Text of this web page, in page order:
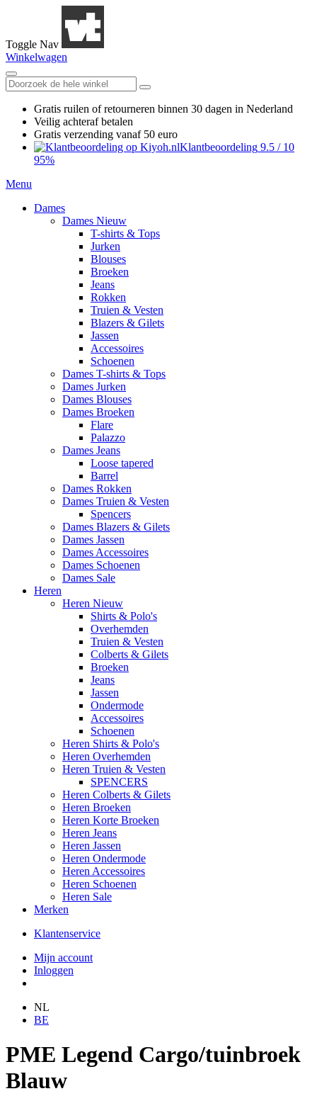
Toggle Nav
Winkelwagen
Gratis ruilen of retourneren binnen 30 dagen in Nederland
Veilig achteraf betalen
Gratis verzending vanaf 50 euro
Klantbeoordeling 9.5 / 10
95%
Menu
Dames
Dames Nieuw
T-shirts & Tops
Jurken
Blouses
Broeken
Jeans
Rokken
Truien & Vesten
Blazers & Gilets
Jassen
Accessoires
Schoenen
Dames T-shirts & Tops
Dames Jurken
Dames Blouses
Dames Broeken
Flare
Palazzo
Dames Jeans
Loose tapered
Barrel
Dames Rokken
Dames Truien & Vesten
Spencers
Dames Blazers & Gilets
Dames Jassen
Dames Accessoires
Dames Schoenen
Dames Sale
Heren
Heren Nieuw
Shirts & Polo's
Overhemden
Truien & Vesten
Colberts & Gilets
Broeken
Jeans
Jassen
Ondermode
Accessoires
Schoenen
Heren Shirts & Polo's
Heren Overhemden
Heren Truien & Vesten
SPENCERS
Heren Colberts & Gilets
Heren Broeken
Heren Korte Broeken
Heren Jeans
Heren Jassen
Heren Ondermode
Heren Accessoires
Heren Schoenen
Heren Sale
Merken
Klantenservice
Mijn account
Inloggen
NL
BE
PME Legend Cargo/tuinbroek
Blauw